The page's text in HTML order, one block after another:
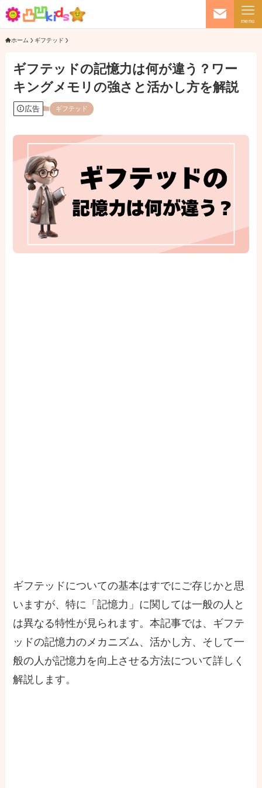
menu
ホーム ギフテッド
ギフテッドの記憶力は何が違う？ワー
キングメモリの強さと活かし方を解説
広告 ギフテッド
ギフテッドについての基本はすでにご存じかと思
いますが、特に「記憶力」に関しては一般の人と
は異なる特性が見られます。本記事では、ギフテ
ッドの記憶力のメカニズム、活かし方、そして一
般の人が記憶力を向上させる方法について詳しく
解説します。